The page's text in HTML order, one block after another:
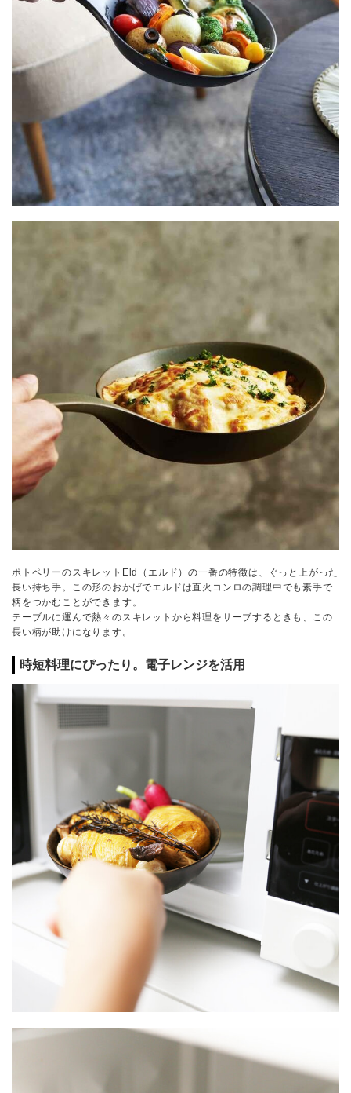
ポトペリーのスキレットEld（エルド）の一番の特徴は、ぐっと上がった
長い持ち手。この形のおかげでエルドは直火コンロの調理中でも素手で
柄をつかむことができます。
テーブルに運んで熱々のスキレットから料理をサーブするときも、この
長い柄が助けになります。
時短料理にぴったり。電子レンジを活用